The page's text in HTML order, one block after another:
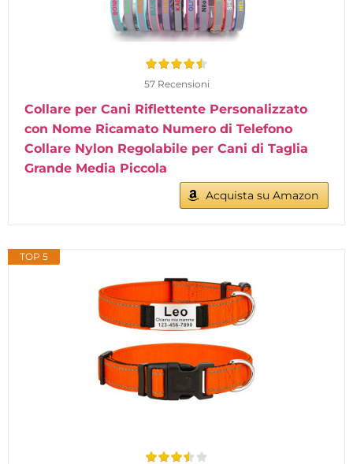
57 Recensioni
Collare per Cani Riflettente Personalizzato
con Nome Ricamato Numero di Telefono
Collare Nylon Regolabile per Cani di Taglia
Grande Media Piccola
Acquista su Amazon
TOP 5